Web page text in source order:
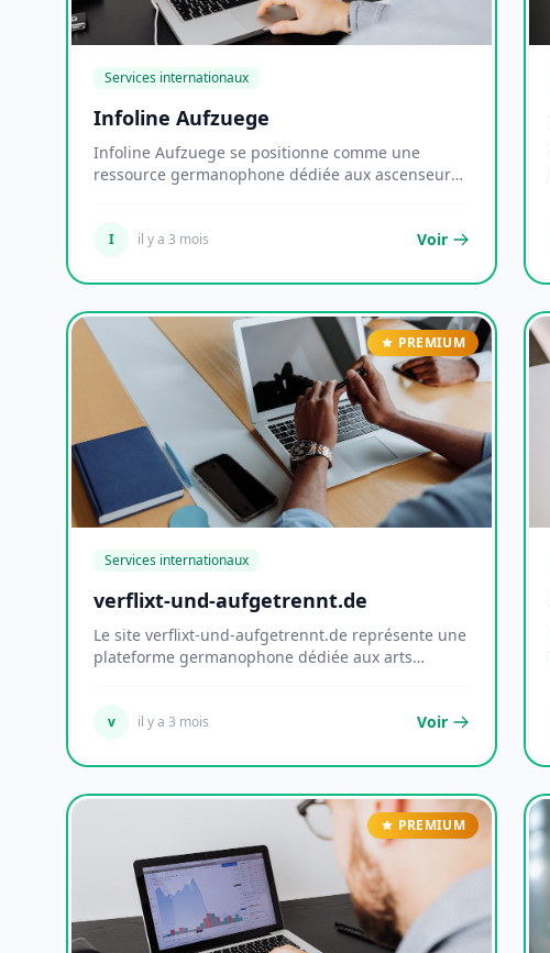
Services internationaux
Infoline Aufzuege
Infoline Aufzuege se positionne comme une
ressource germanophone dédiée aux ascenseurs,
I il y a 3 mois Voir
PREMIUM
Services internationaux
verflixt-und-aufgetrennt.de
Le site verflixt-und-aufgetrennt.de représente une
plateforme germanophone dédiée aux arts
v il y a 3 mois Voir
PREMIUM